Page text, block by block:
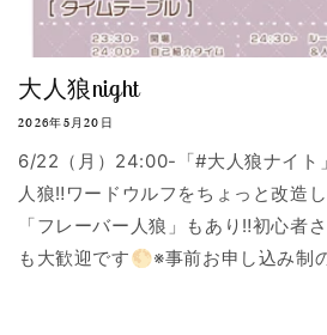
大人狼night
2026年5月20日
6/22（月）24:00-「#大人狼ナイト
人狼‼ワードウルフをちょっと改造
「フレーバー人狼」もあり‼初心者
も大歓迎です🌕※事前お申し込み制